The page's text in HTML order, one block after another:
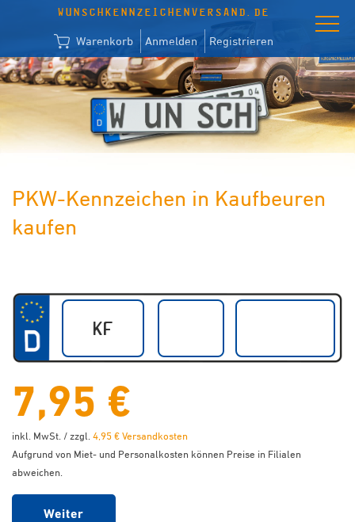
WUNSCHKENNZEICHENVERSAND.DE
Warenkorb Anmelden Registrieren
PKW-Kennzeichen in Kaufbeuren
kaufen
7,95 €
inkl. MwSt. / zzgl. 4,95 € Versandkosten
Aufgrund von Miet- und Personalkosten können Preise in Filialen
abweichen.
Weiter